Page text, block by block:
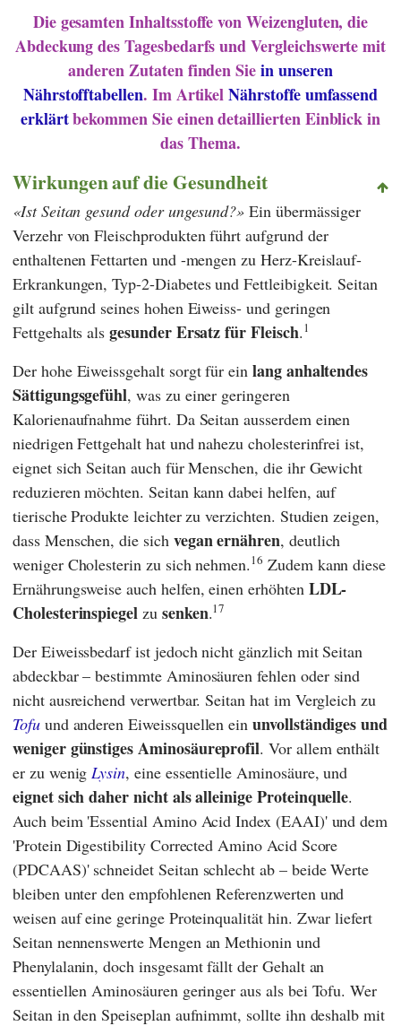
Die gesamten Inhaltsstoffe von Weizengluten, die
Abdeckung des Tagesbedarfs und Vergleichswerte mit
anderen Zutaten finden Siein unseren
Nährstofftabellen. Im ArtikelNährstoffe umfassend
erklärtbekommen Sie einen detaillierten Einblick in
das Thema.
Wirkungen auf die Gesundheit
Ist Seitan gesund oder ungesund? Ein übermässiger
Verzehr von Fleischprodukten führt aufgrund der
enthaltenen Fettarten und -mengen zu Herz-Kreislauf-
Erkrankungen, Typ-2-Diabetes und Fettleibigkeit. Seitan
gilt aufgrund seines hohen Eiweiss- und geringen
Fettgehalts alsgesunder Ersatz für Fleisch.1
Der hohe Eiweissgehalt sorgt für einlang anhaltendes
Sättigungsgefühl, was zu einer geringeren
Kalorienaufnahme führt. Da Seitan ausserdem einen
niedrigen Fettgehalt hat und nahezu cholesterinfrei ist,
eignet sich Seitan auch für Menschen, die ihr Gewicht
reduzieren möchten. Seitan kann dabei helfen, auf
tierische Produkte leichter zu verzichten. Studien zeigen,
dass Menschen, die sich vegan ernähren, deutlich
weniger Cholesterin zu sich nehmen.16 Zudem kann diese
Ernährungsweise auch helfen, einen erhöhten LDL-
Cholesterinspiegel zu senken.17
Der Eiweissbedarf ist jedoch nicht gänzlich mit Seitan
abdeckbar – bestimmte Aminosäuren fehlen oder sind
nicht ausreichend verwertbar. Seitan hat im Vergleich zu
Tofuund anderen Eiweissquellen einunvollständiges und
weniger günstiges Aminosäureprofil. Vor allem enthält
er zu wenig Lysin, eine essentielle Aminosäure, und
eignet sich daher nicht als alleinige Proteinquelle.
Auch beim 'Essential Amino Acid Index (EAAI)' und dem
'Protein Digestibility Corrected Amino Acid Score
(PDCAAS)' schneidet Seitan schlecht ab – beide Werte
bleiben unter den empfohlenen Referenzwerten und
weisen auf eine geringe Proteinqualität hin. Zwar liefert
Seitan nennenswerte Mengen an Methionin und
Phenylalanin, doch insgesamt fällt der Gehalt an
essentiellen Aminosäuren geringer aus als bei Tofu. Wer
Seitan in den Speiseplan aufnimmt, sollte ihn deshalb mit